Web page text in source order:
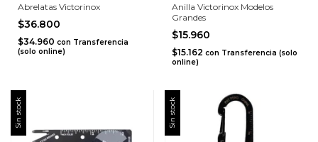
Abrelatas Victorinox
$36.800
$34.960 con Transferencia
(solo online)
Anilla Victorinox Modelos
Grandes
$15.960
$15.162 con Transferencia (solo
online)
Sin stock Sin stock